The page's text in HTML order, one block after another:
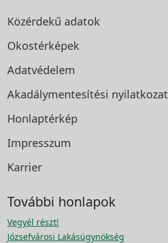
Közérdekű adatok
Okostérképek
Adatvédelem
Akadálymentesítési nyilatkozat
Honlaptérkép
Impresszum
Karrier
További honlapok
Vegyél részt!
Józsefvárosi Lakásügynökség